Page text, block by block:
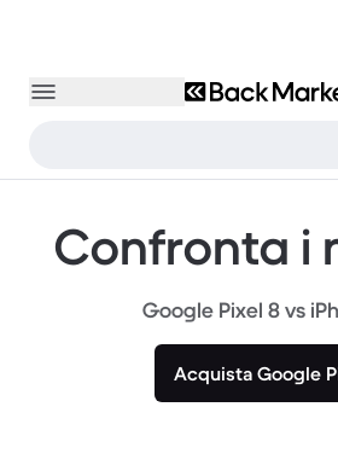
Confronta i
Google Pixel 8 vs
Acquista Google